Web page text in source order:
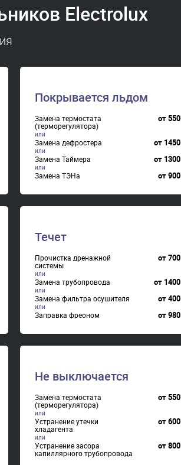
Electrolux
Покрывается льдом
Замена термостата
(терморегулятора)
от550
Замена дефростера от 1450
Замена Таймера от 1300
Замена ТЭНа от900
от650
Устранение утечки
от600
Течет
Прочистка дренажной
системы
от700
Замена трубопровода от 1400
Замена фильтра осушителя от400
Заправка фреоном от980
Не выключается
Замена термостата
(терморегулятора)
от550
Устранение утечки
хладагента
от600
Устранение засора
капиллярного трубопровода
от800